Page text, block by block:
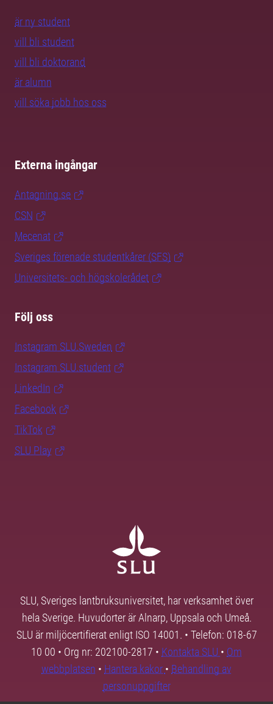
är ny student
vill bli student
vill bli doktorand
är alumn
vill söka jobb hos oss
Externa ingångar
Antagning.se
CSN
Mecenat
Sveriges förenade studentkårer (SFS)
Universitets- och högskolerådet
Följ oss
Instagram SLU.Sweden
Instagram SLU.student
LinkedIn
Facebook
TikTok
SLU Play
SLU, Sveriges lantbruksuniversitet, har verksamhet över
hela Sverige. Huvudorter är Alnarp, Uppsala och Umeå.
SLU är miljöcertifierat enligt ISO 14001. • Telefon: 018-67
10 00 • Org nr: 202100-2817 • Kontakta SLU • Om
webbplatsen • Hantera kakor • Behandling av
personuppgifter